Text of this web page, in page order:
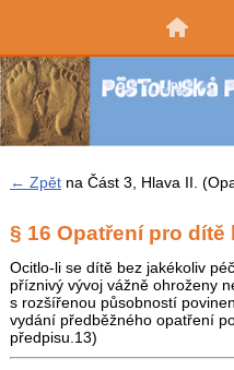
← Zpětna Část 3, Hlava II.
§ 16 Opatření pro
Ocitlo-li se dítě bez jakékoliv
příznivý vývoj vážně ohroženy
s rozšířenou působností
vydání předběžného opatření
předpisu.13)